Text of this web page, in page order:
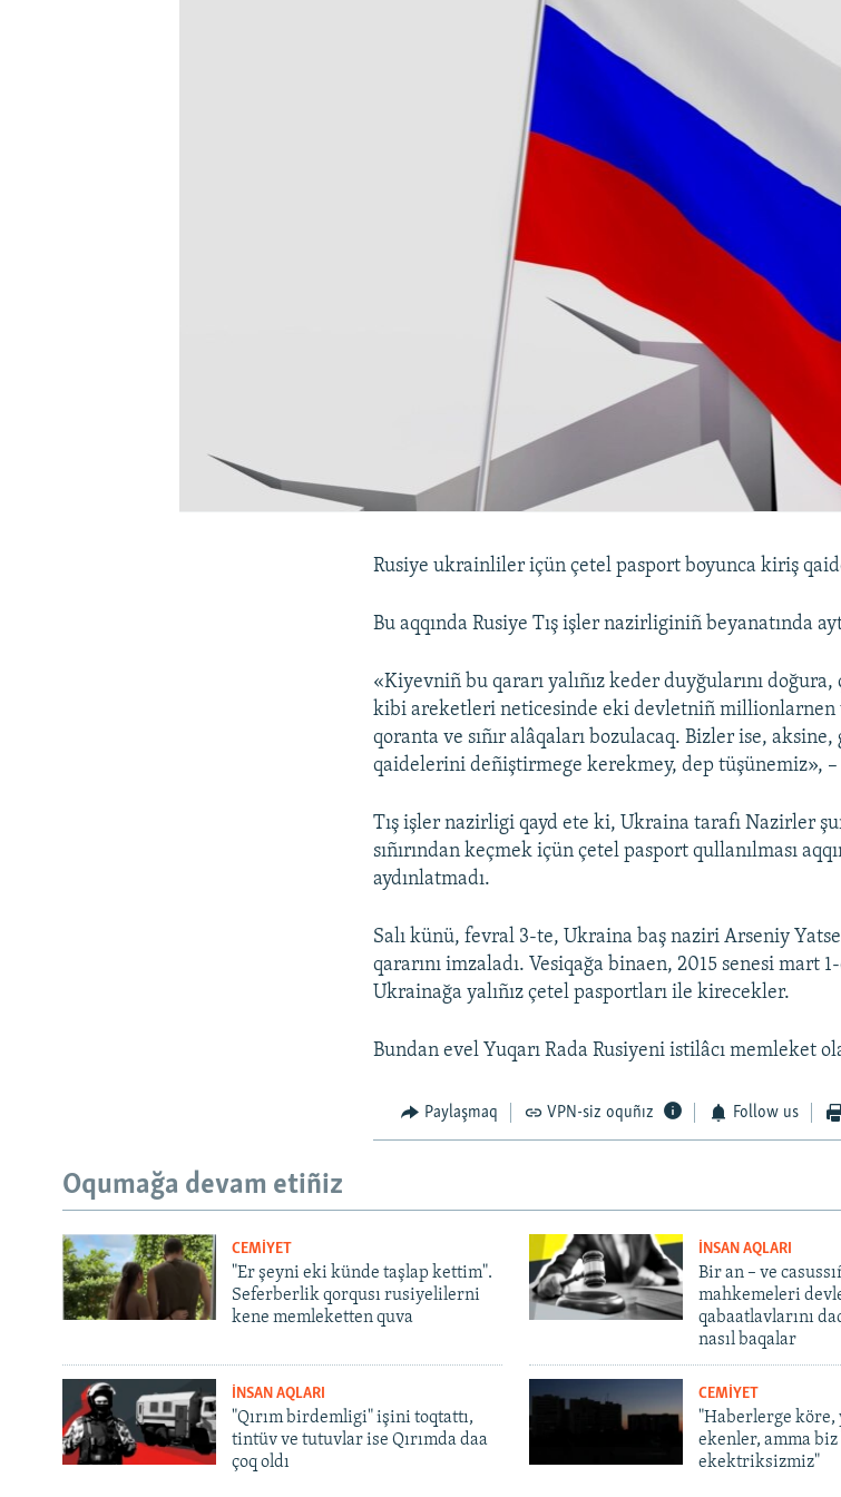
Rusiye ukrainliler içün çetel pasport boyunca kiriş
Bu aqqında Rusiye Tış işler nazirliginiñ beyanatında
«Kiyevniñ bu qararı yalıñız keder duyğularını
kibi areketleri neticesinde eki devletniñ millionlarnen
qoranta ve sıñır alâqaları bozulacaq. Bizler ise,
qaidelerini deñiştirmege kerekmey, dep tüşünemiz»,
Tış işler nazirligi qayd ete ki, Ukraina tarafı Nazirler
sıñırından keçmek içün çetel pasport qullanılması
aydınlatmadı.
Salı künü, fevral 3-te, Ukraina baş naziri Arseniy
qararını imzaladı. Vesiqağa binaen, 2015 senesi mart
Ukrainağa yalıñız çetel pasportları ile kirecekler.
Bundan evel Yuqarı Rada Rusiyeni istilâcı memleket
Paylaşmaq VPN-siz oquñız Follow us
Oqumağa devam etiñiz
CEMİYET
"Er şeyni eki künde taşlap kettim".
Seferberlik qorqusı rusiyelilerni
kene memleketten quva
İNSAN AQLARI
Bir an – ve
mahkemeleri
qabaatlavlarını
nasıl baqalar
İNSAN AQLARI
"Qırım birdemligi" işini toqtattı,
tintüv ve tutuvlar ise Qırımda daa
çoq oldı
CEMİYET
"Haberlerge köre,
ekenler, amma
ekektriksizmiz"